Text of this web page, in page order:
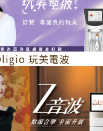
玩美電波